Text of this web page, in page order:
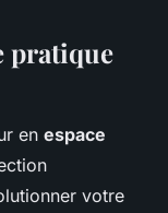
pratique
en espace
votre